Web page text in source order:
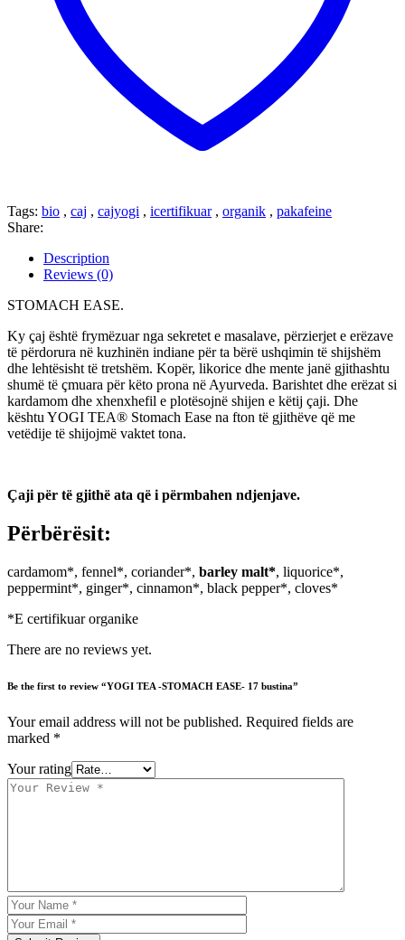
Tags: bio , caj , cajyogi , icertifikuar, organik , pakafeine
Share:
Description
Reviews (0)
STOMACH EASE.
Ky çaj është frymëzuar nga sekretet e masalave, përzierjet e erëzave
të përdorura në kuzhinën indiane për ta bërë ushqimin të shijshëm
dhe lehtësisht të tretshëm. Kopër, likorice dhe mente janë gjithashtu
shumë të çmuara për këto prona në Ayurveda. Barishtet dhe erëzat si
kardamom dhe xhenxhefil e plotësojnë shijen e këtij çaji. Dhe
kështu YOGI TEA® Stomach Ease na fton të gjithëve që me
vetëdije të shijojmë vaktet tona.
Çaji për të gjithë ata që i përmbahen ndjenjave.
Përbërësit:
cardamom*, fennel*, coriander*, barley malt*, liquorice*,
peppermint*, ginger*, cinnamon*, black pepper*, cloves*
*E certifikuar organike
There are no reviews yet.
Be the first to review “YOGI TEA -STOMACH EASE- 17 bustina”
Your email address will not be published. Required fields are
marked *
Your rating